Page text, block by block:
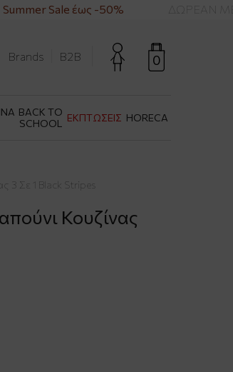
Summer Sale έως -50% ΔΩΡΕΑΝ
0
Brands B2B
BACK TO
SCHOOL
ΕΚΠΤΩΣΕΙΣ HORECA
3 Σε 1 Black Stripes
Κουζίνας